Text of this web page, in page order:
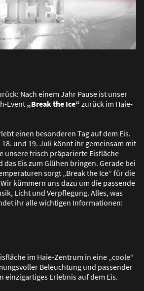
Nach einem Jahr Pause ist unser
Event „Break the Ice“ zurück im Haie-
einen besonderen Tag auf dem Eis.
18. und 19. Juli könnt ihr gemeinsam mit
unsere frisch präparierte Eisfläche
Eis zum Glühen bringen. Gerade bei
sorgt „Break the Ice“ für die
kümmern uns dazu um die passende
Licht und Verpflegung. Alles, was
ihr alle wichtigen Informationen:
im Haie-Zentrum in eine „coole“
Beleuchtung und passender
einzigartiges Erlebnis auf dem Eis.